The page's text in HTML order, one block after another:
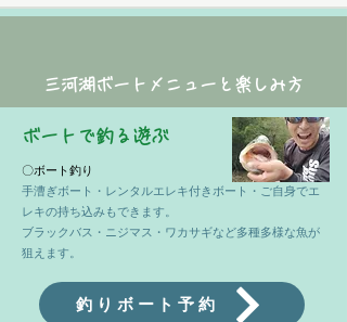
​三河湖ボートメニューと楽しみ方
​ボートで釣る遊ぶ
〇ボート釣り
手漕ぎボート・レンタルエレキ付きボート・ご自身でエ
レキの持ち込みもできます。
​ブラックバス・ニジマス・ワカサギなど多種多様な魚が
狙えます。
釣りボート予約